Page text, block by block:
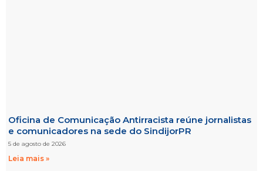
Oficina de Comunicação Antirracista reúne jornalistas
e comunicadores na sede do SindijorPR
5 de agosto de 2026
Leia mais »